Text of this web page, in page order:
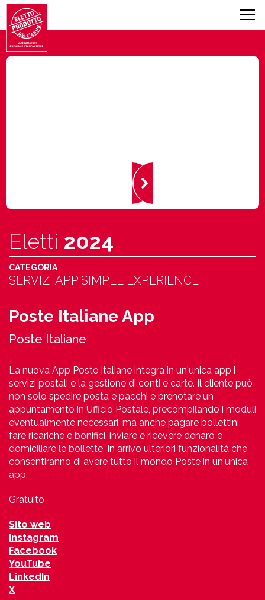
Eletti 2024
CATEGORIA
SERVIZI APP SIMPLE EXPERIENCE
Poste Italiane App
Poste Italiane‭ ‬
La nuova App Poste Italiane integra in un'unica app i
servizi postali e la gestione di conti e carte. Il cliente può
non solo spedire posta e pacchi e prenotare un
appuntamento in Ufficio Postale, precompilando i moduli
eventualmente necessari, ma anche pagare bollettini,
fare ricariche e bonifici, inviare e ricevere denaro e
domiciliare le bollette. In arrivo ulteriori funzionalità che
consentiranno di avere tutto il mondo Poste in un'unica
app.
Gratuito
Sito web
Instagram
Facebook
YouTube
LinkedIn
X